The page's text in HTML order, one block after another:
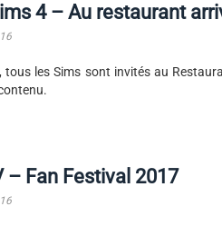
4 – Au restaurant
tous les Sims sont invités au
– Fan Festival 2017